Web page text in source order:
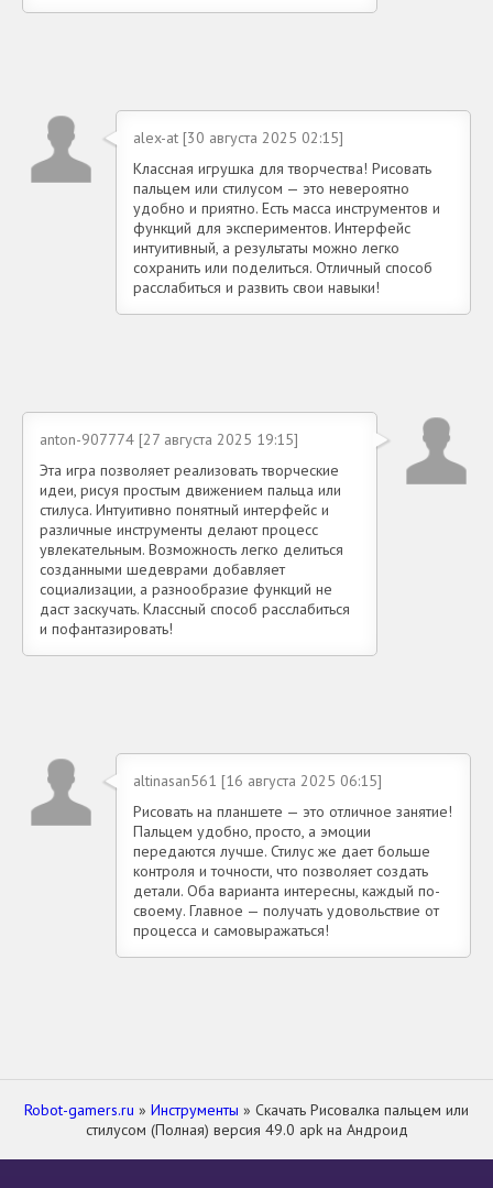
alex-at [30 августа 2025 02:15]
Классная игрушка для творчества! Рисовать
пальцем или стилусом — это невероятно
удобно и приятно. Есть масса инструментов и
функций для экспериментов. Интерфейс
интуитивный, а результаты можно легко
сохранить или поделиться. Отличный способ
расслабиться и развить свои навыки!
anton-907774 [27 августа 2025 19:15]
Эта игра позволяет реализовать творческие
идеи, рисуя простым движением пальца или
стилуса. Интуитивно понятный интерфейс и
различные инструменты делают процесс
увлекательным. Возможность легко делиться
созданными шедеврами добавляет
социализации, а разнообразие функций не
даст заскучать. Классный способ расслабиться
и пофантазировать!
altinasan561 [16 августа 2025 06:15]
Рисовать на планшете — это отличное занятие!
Пальцем удобно, просто, а эмоции
передаются лучше. Стилус же дает больше
контроля и точности, что позволяет создать
детали. Оба варианта интересны, каждый по-
своему. Главное — получать удовольствие от
процесса и самовыражаться!
Robot-gamers.ru » Инструменты » Скачать Рисовалка пальцем или
стилусом (Полная) версия 49.0 apk на Андроид